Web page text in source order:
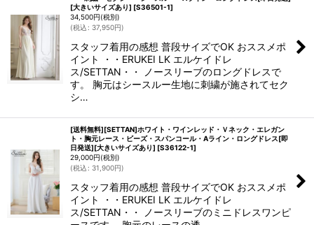
[大きいサイズあり] [S36501-1]
34,500円(税別)
(税込 : 37,950円)
スタッフ着用の感想 普段サイズでOK おススメポ
イント ・・ERUKEI LK エルケイドレ
ス/SETTAN・・ ノースリーブのロングドレスで
す。 胸元はシースルー生地に刺繍が施されてセク
シ…
[送料無料][SETTAN]ホワイト・ワインレッド・Ｖネック・エレガン
ト・胸元レース・ビーズ・スパンコール・Aライン・ロングドレス[即
日発送][大きいサイズあり] [S36122-1]
29,000円(税別)
(税込 : 31,900円)
スタッフ着用の感想 普段サイズでOK おススメポ
イント ・・ERUKEI LK エルケイドレ
ス/SETTAN・・ ノースリーブのミニドレスワンピ